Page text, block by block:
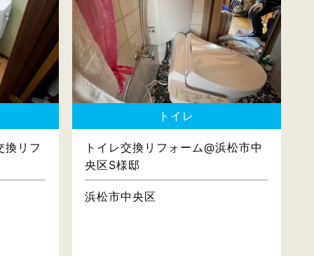
換リフ
トイレ
トイレ交換リフォーム@浜松市中
央区S様邸
浜松市中央区